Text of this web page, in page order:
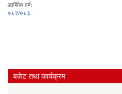
आर्थिक वर्ष:
०८२/०८३
बजेट तथा कार्यक्रम